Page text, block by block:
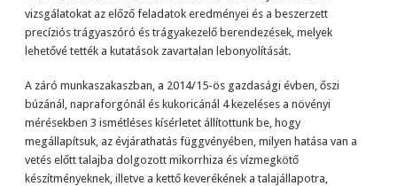
vizsgálatokat az előző feladatok eredményei és a beszerzett
precíziós trágyaszóró és trágyakezelő berendezések, melyek
lehetővé tették a kutatások zavartalan lebonyolítását.
A záró munkaszakaszban, a 2014/15-ös gazdasági évben, őszi
búzánál, napraforgónál és kukoricánál 4 kezeléses a növényi
mérésekben 3 ismétléses kísérletet állítottunk be, hogy
megállapítsuk, az évjárathatás függvényében, milyen hatása van a
vetés előtt talajba dolgozott mikorrhiza és vízmegkötő
készítményeknek, illetve a kettő keverékének a talajállapotra,